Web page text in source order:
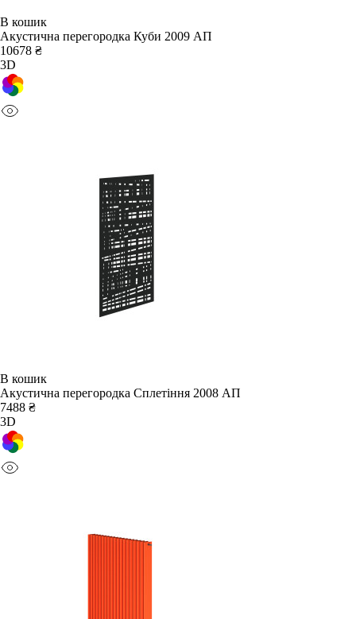
В кошик
Акустична перегородка Куби 2009 АП
10678 ₴
3D
В кошик
Акустична перегородка Сплетіння 2008 АП
7488 ₴
3D